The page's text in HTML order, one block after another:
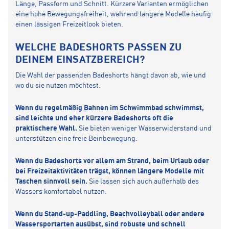
Länge, Passform und Schnitt. Kürzere Varianten ermöglichen
eine hohe Bewegungsfreiheit, während längere Modelle häufig
einen lässigen Freizeitlook bieten.
WELCHE BADESHORTS PASSEN ZU
DEINEM EINSATZBEREICH?
Die Wahl der passenden Badeshorts hängt davon ab, wie und
wo du sie nutzen möchtest.
Wenn du regelmäßig Bahnen im Schwimmbad schwimmst,
sind leichte und eher kürzere Badeshorts oft die
praktischere Wahl. Sie bieten weniger Wasserwiderstand und
unterstützen eine freie Beinbewegung.
Wenn du Badeshorts vor allem am Strand, beim Urlaub oder
bei Freizeitaktivitäten trägst, können längere Modelle mit
Taschen sinnvoll sein. Sie lassen sich auch außerhalb des
Wassers komfortabel nutzen.
Wenn du Stand-up-Paddling, Beachvolleyball oder andere
Wassersportarten ausübst, sind robuste und schnell